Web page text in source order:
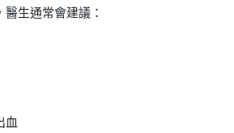
生通常會建議：
血